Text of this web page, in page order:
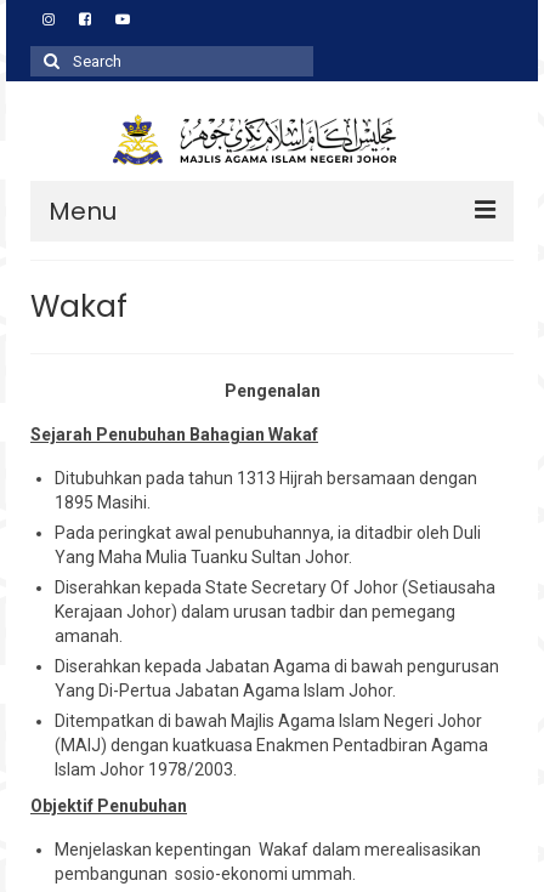
Search
for:
Menu
Wakaf
Baitulmal
Pembangunan Asnaf
Hubungi
Wakaf
Pengenalan
Sejarah Penubuhan Bahagian Wakaf
Ditubuhkan pada tahun 1313 Hijrah bersamaan dengan
1895 Masihi.
Pada peringkat awal penubuhannya, ia ditadbir oleh Duli
Yang Maha Mulia Tuanku Sultan Johor.
Diserahkan kepada State Secretary Of Johor (Setiausaha
Kerajaan Johor) dalam urusan tadbir dan pemegang
amanah.
Diserahkan kepada Jabatan Agama di bawah pengurusan
Yang Di-Pertua Jabatan Agama Islam Johor.
Ditempatkan di bawah Majlis Agama Islam Negeri Johor
(MAIJ) dengan kuatkuasa Enakmen Pentadbiran Agama
Islam Johor 1978/2003.
Objektif Penubuhan
Menjelaskan kepentingan Wakaf dalam merealisasikan
pembangunan sosio-ekonomi ummah.